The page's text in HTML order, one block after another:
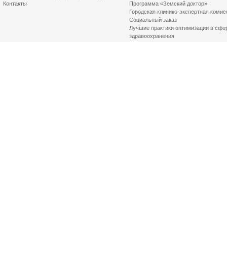
Контакты
Программа «Земский доктор»
Городская клинико-экспертная
Социальный заказ
Лучшие практики оптимизации в
здравоохранения